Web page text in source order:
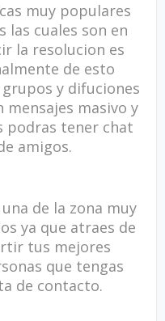
muy populares
las cuales son en
la resolucion es
de esto
y difuciones
mensajes masivo y
podras tener chat
amigos.
de la zona muy
ya que atraes de
tus mejores
que tengas
de contacto.